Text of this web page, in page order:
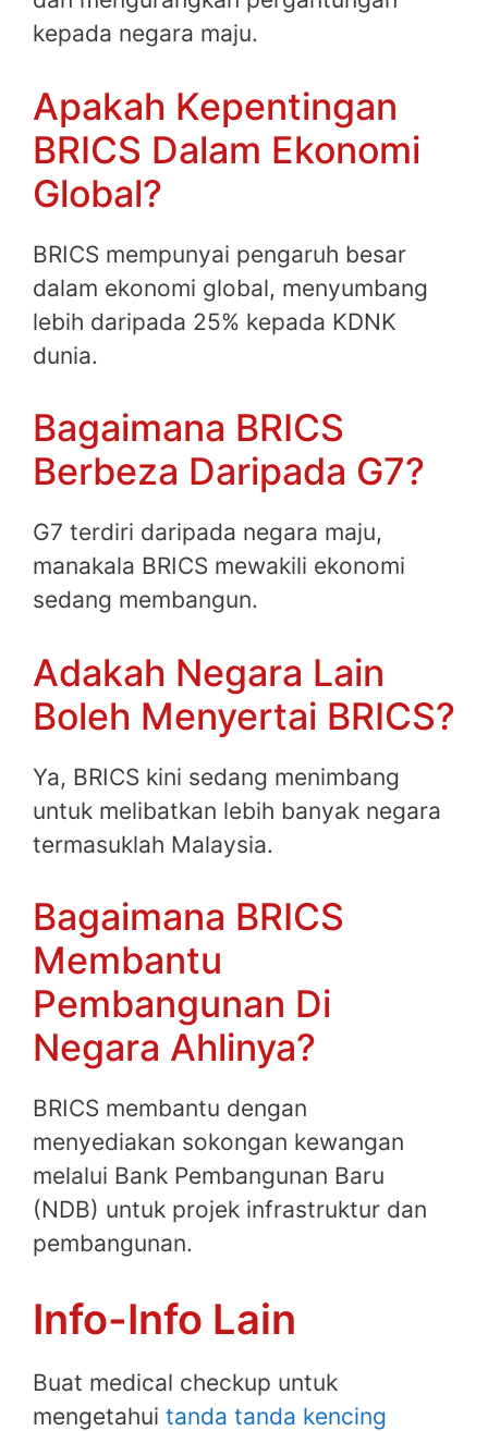
kepada negara maju.
Apakah Kepentingan
BRICS Dalam Ekonomi
Global?
BRICS mempunyai pengaruh besar
dalam ekonomi global, menyumbang
lebih daripada 25% kepada KDNK
dunia.
Bagaimana BRICS
Berbeza Daripada G7?
G7 terdiri daripada negara maju,
manakala BRICS mewakili ekonomi
sedang membangun.
Adakah Negara Lain
Boleh Menyertai BRICS?
Ya, BRICS kini sedang menimbang
untuk melibatkan lebih banyak negara
termasuklah Malaysia.
Bagaimana BRICS
Membantu
Pembangunan Di
Negara Ahlinya?
BRICS membantu dengan
menyediakan sokongan kewangan
melalui Bank Pembangunan Baru
(NDB) untuk projek infrastruktur dan
pembangunan.
Info-Info Lain
Buat medical checkup untuk
mengetahui tanda tanda kencing